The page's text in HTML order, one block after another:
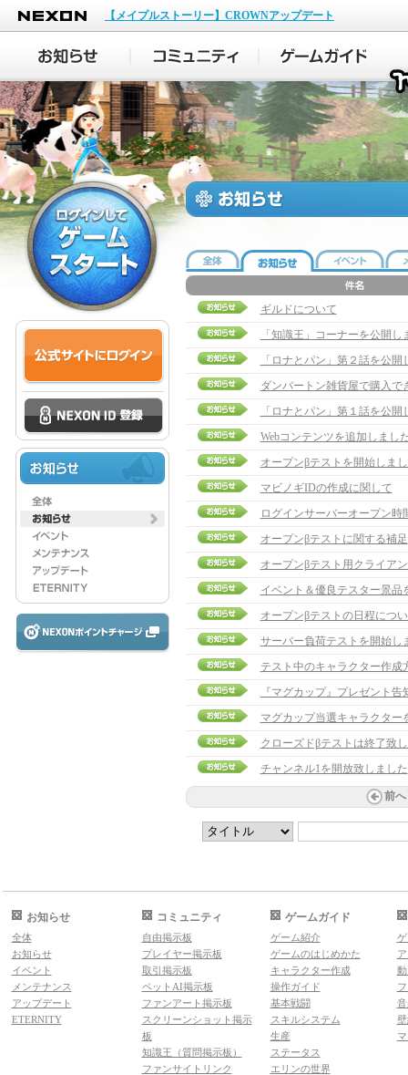
NEXON
【メイプルストーリー】CROWNアップデート
ギルドについて
「知識王」コーナーを公開し
「ロナとパン」第２話を公開
ダンバートン雑貨屋で購入で
「ロナとパン」第１話を公開
Webコンテンツを追加しまし
オープンβテストを開始しま
マビノギIDの作成に関して
ログインサーバーオープン時
オープンβテストに関する補足
オープンβテスト用クライア
イベント＆優良テスター景品
オープンβテストの日程につ
サーバー負荷テストを開始し
テスト中のキャラクター作成
『マグカップ』プレゼント
マグカップ当選キャラクター
クローズドβテストは終了致
チャンネル1を開放致しました
前へ
お知らせ
全体
お知らせ
イベント
メンテナンス
アップデート
ETERNITY
コミュニティ
自由掲示板
プレイヤー掲示板
取引掲示板
ペットAI掲示板
ファンアート掲示板
スクリーンショット掲示
板
知識王（質問掲示板）
ファンサイトリンク
ゲームガイド
ゲーム紹介
ゲームのはじめかた
キャラクター作成
操作ガイド
基本戦闘
スキルシステム
生産
ステータス
エリンの世界